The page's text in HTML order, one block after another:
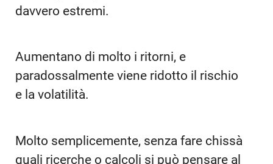
davvero estremi.
Aumentano di molto i ritorni, e
paradossalmente viene ridotto il rischio
e la volatilità.
Molto semplicemente, senza fare chissà
quali ricerche o calcoli si può pensare al